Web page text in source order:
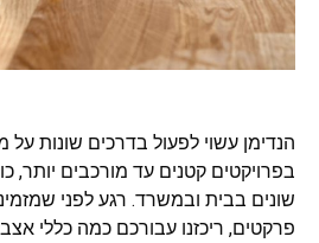
הנדימן עשוי לפעול בדרכים שונות על
בפרויקטים קטנים עד מורכבים יותר,
שונים בבית ובמשרד. רגע לפני
פרקטים, ריכזנו עבורכם כמה כללי